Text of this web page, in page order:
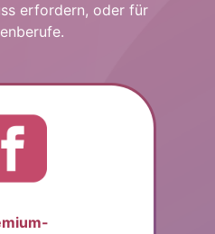
erfordern, oder für